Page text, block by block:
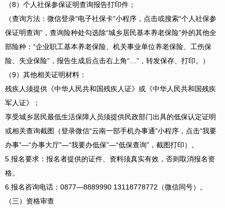
（8）个人社保参保证明查询报告打印件；
（查询方法：微信登录“电子社保卡”小程序，点击或搜索“个人社保参
保证明查询”，查询险种处勾选除“城乡居民基本养老保险”外的其他全
部险种：“企业职工基本养老保险、机关事业单位养老保险、工伤保
险、失业保险”，报告生成后点击右上角“…”，转发保存、打印。）
（9）其他相关证明材料：
残疾人须提供《中华人民共和国残疾人证》或《中华人民共和国残疾
军人证》；
享受城乡居民最低生活保障人员须提供民政部门出具的低保认定证明
或相关查询截图（登录微信“云南一部手机办事通”小程序，点击“我要
办事”—“办事大厅”—“我要办低保”—“低保查询”，截图打印）。
5.报名要求：报名者提供的证件、资料须真实有效，否则取消报名资
格。
6.报名咨询电话：0877—8889990 13118778772（微信同号）。
（三）资格审查